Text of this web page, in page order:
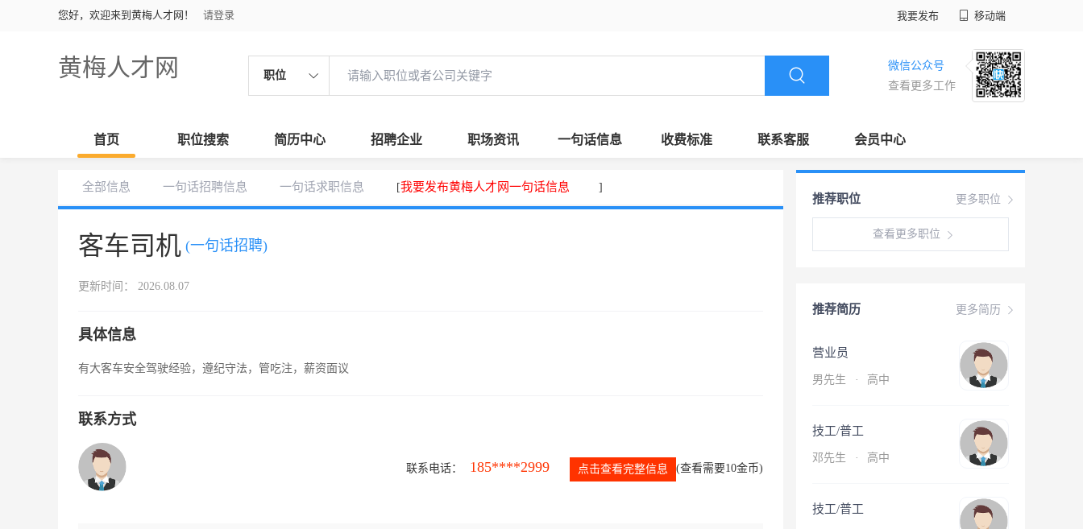
您好，欢迎来到黄梅人才网！ 请登录 我要发布 移动端
黄梅人才网 职位
微信公众号
查看更多工作
首页 职位搜索 简历中心 招聘企业 职场资讯 一句话信息 收费标准 联系客服 会员中心
全部信息 一句话招聘信息 一句话求职信息 [我要发布黄梅人才网一句话信息 ]
客车司机 (一句话招聘)
更新时间： 2026.08.07
具体信息
有大客车安全驾驶经验，遵纪守法，管吃注，薪资面议
联系方式
联系电话： 185****2999 点击查看完整信息 (查看需要10金币)
更多职位
推荐职位
查看更多职位
更多简历
推荐简历
营业员
男先生 · 高中
技工/普工
邓先生 · 高中
技工/普工